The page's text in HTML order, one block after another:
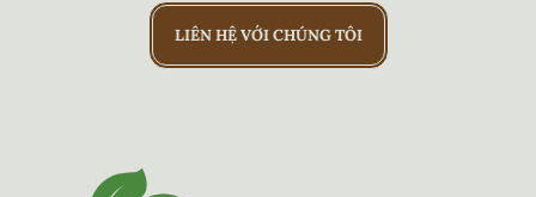
LIÊN HỆ VỚI CHÚNG TÔI